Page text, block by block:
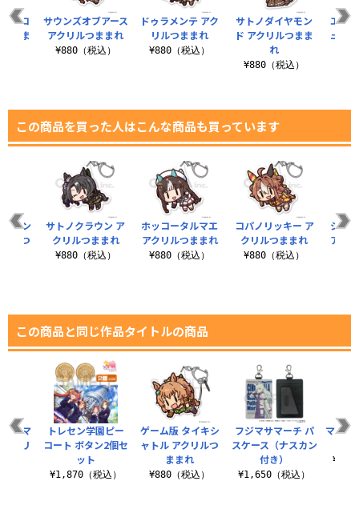
ドゥラメンテ アク
リルつままれ
¥880（税込）
サトノダイヤモン
ド アクリルつまま
れ
¥880（税込）
エイ
ュ ア
ルコ
まま
サウンズオブアース
アクリルつままれ
¥880（税込）
この商品を買った人はこんな商品も買っています
ホッコータルマエ
アクリルつままれ
¥880（税込）
コパノリッキー ア
クリルつままれ
¥880（税込）
シュ
アク
ゼン
ルつ
サトノクラウン ア
クリルつままれ
¥880（税込）
この商品と同じ作品タイトルの商品
ゲーム版 タイキシ
ャトル アクリルつ
ままれ
¥880（税込）
フジマサマーチ パ
スケース（ナスカン
付き）
¥1,650（税込）
マヤノ
ロマ
クリ
トレセン学園ピー
コート ボタン2個セ
ット
¥1,870（税込）